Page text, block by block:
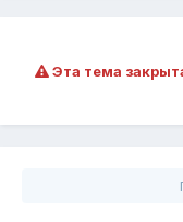
Эта тема